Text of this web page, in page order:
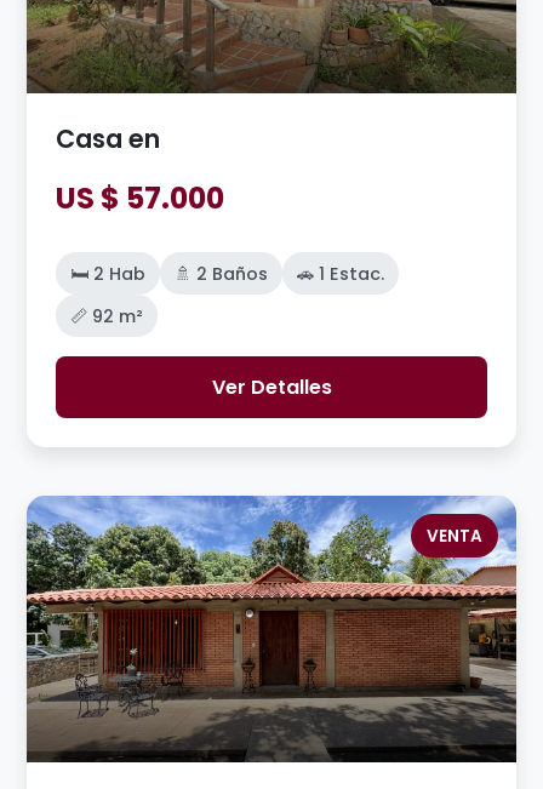
Casa en
US $ 57.000
🛏️ 2 Hab 🚿 2 Baños
🚗 1 Estac.
📏 92 m²
Ver Detalles
VENTA